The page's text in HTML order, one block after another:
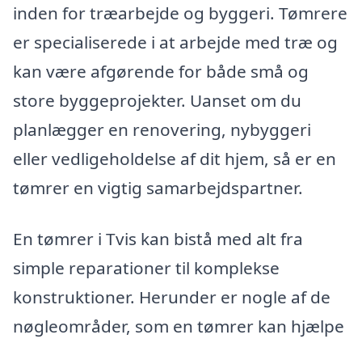
inden for træarbejde og byggeri. Tømrere
er specialiserede i at arbejde med træ og
kan være afgørende for både små og
store byggeprojekter. Uanset om du
planlægger en renovering, nybyggeri
eller vedligeholdelse af dit hjem, så er en
tømrer en vigtig samarbejdspartner.
En tømrer i Tvis kan bistå med alt fra
simple reparationer til komplekse
konstruktioner. Herunder er nogle af de
nøgleområder, som en tømrer kan hjælpe